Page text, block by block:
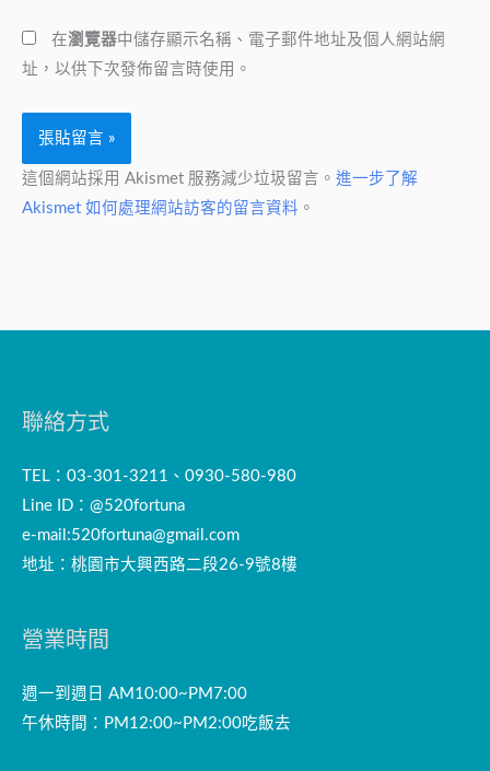
*
址
在瀏覽器中儲存顯示名稱、電子郵件地址及個人網站網
址，以供下次發佈留言時使用。
這個網站採用 Akismet 服務減少垃圾留言。 進一步了解
Akismet 如何處理網站訪客的留言資料 。
聯絡方式
TEL：03-301-3211、0930-580-980
Line ID：@520fortuna
e-mail:520fortuna@gmail.com
地址：桃園市大興西路二段26-9號8樓
營業時間
週一到週日 AM10:00~PM7:00
午休時間：PM12:00~PM2:00吃飯去